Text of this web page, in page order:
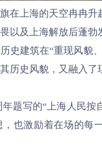
在上海的天空冉冉升
以及上海解放后蓬勃
史建筑在“重现风貌
历史风貌，又融入
题写的“上海人民按
也激励着在场的每